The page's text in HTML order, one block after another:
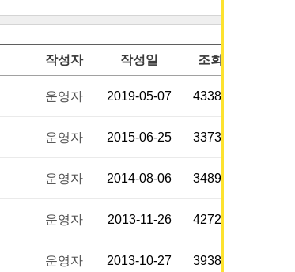
작성자 작성일 조회
운영자 2019-05-07 43382
운영자 2015-06-25 33730
운영자 2014-08-06 34898
운영자 2013-11-26 42722
운영자 2013-10-27 39383